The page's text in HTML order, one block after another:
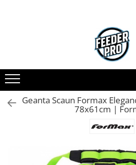
Geanta Scaun Formax
78x61cm |